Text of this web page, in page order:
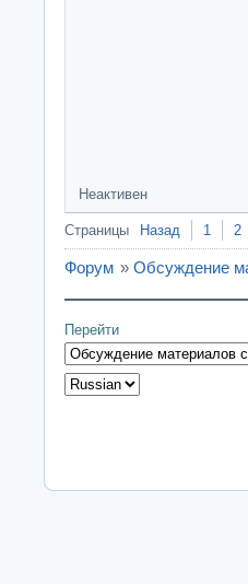
Неактивен
Страницы Назад 1 2
Форум » Обсуждение
Перейти